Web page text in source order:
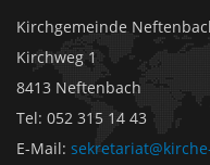
Kirchgemeinde
Kirchweg 1
8413 Neftenbach
Tel: 052 315 14 43
E-Mail: